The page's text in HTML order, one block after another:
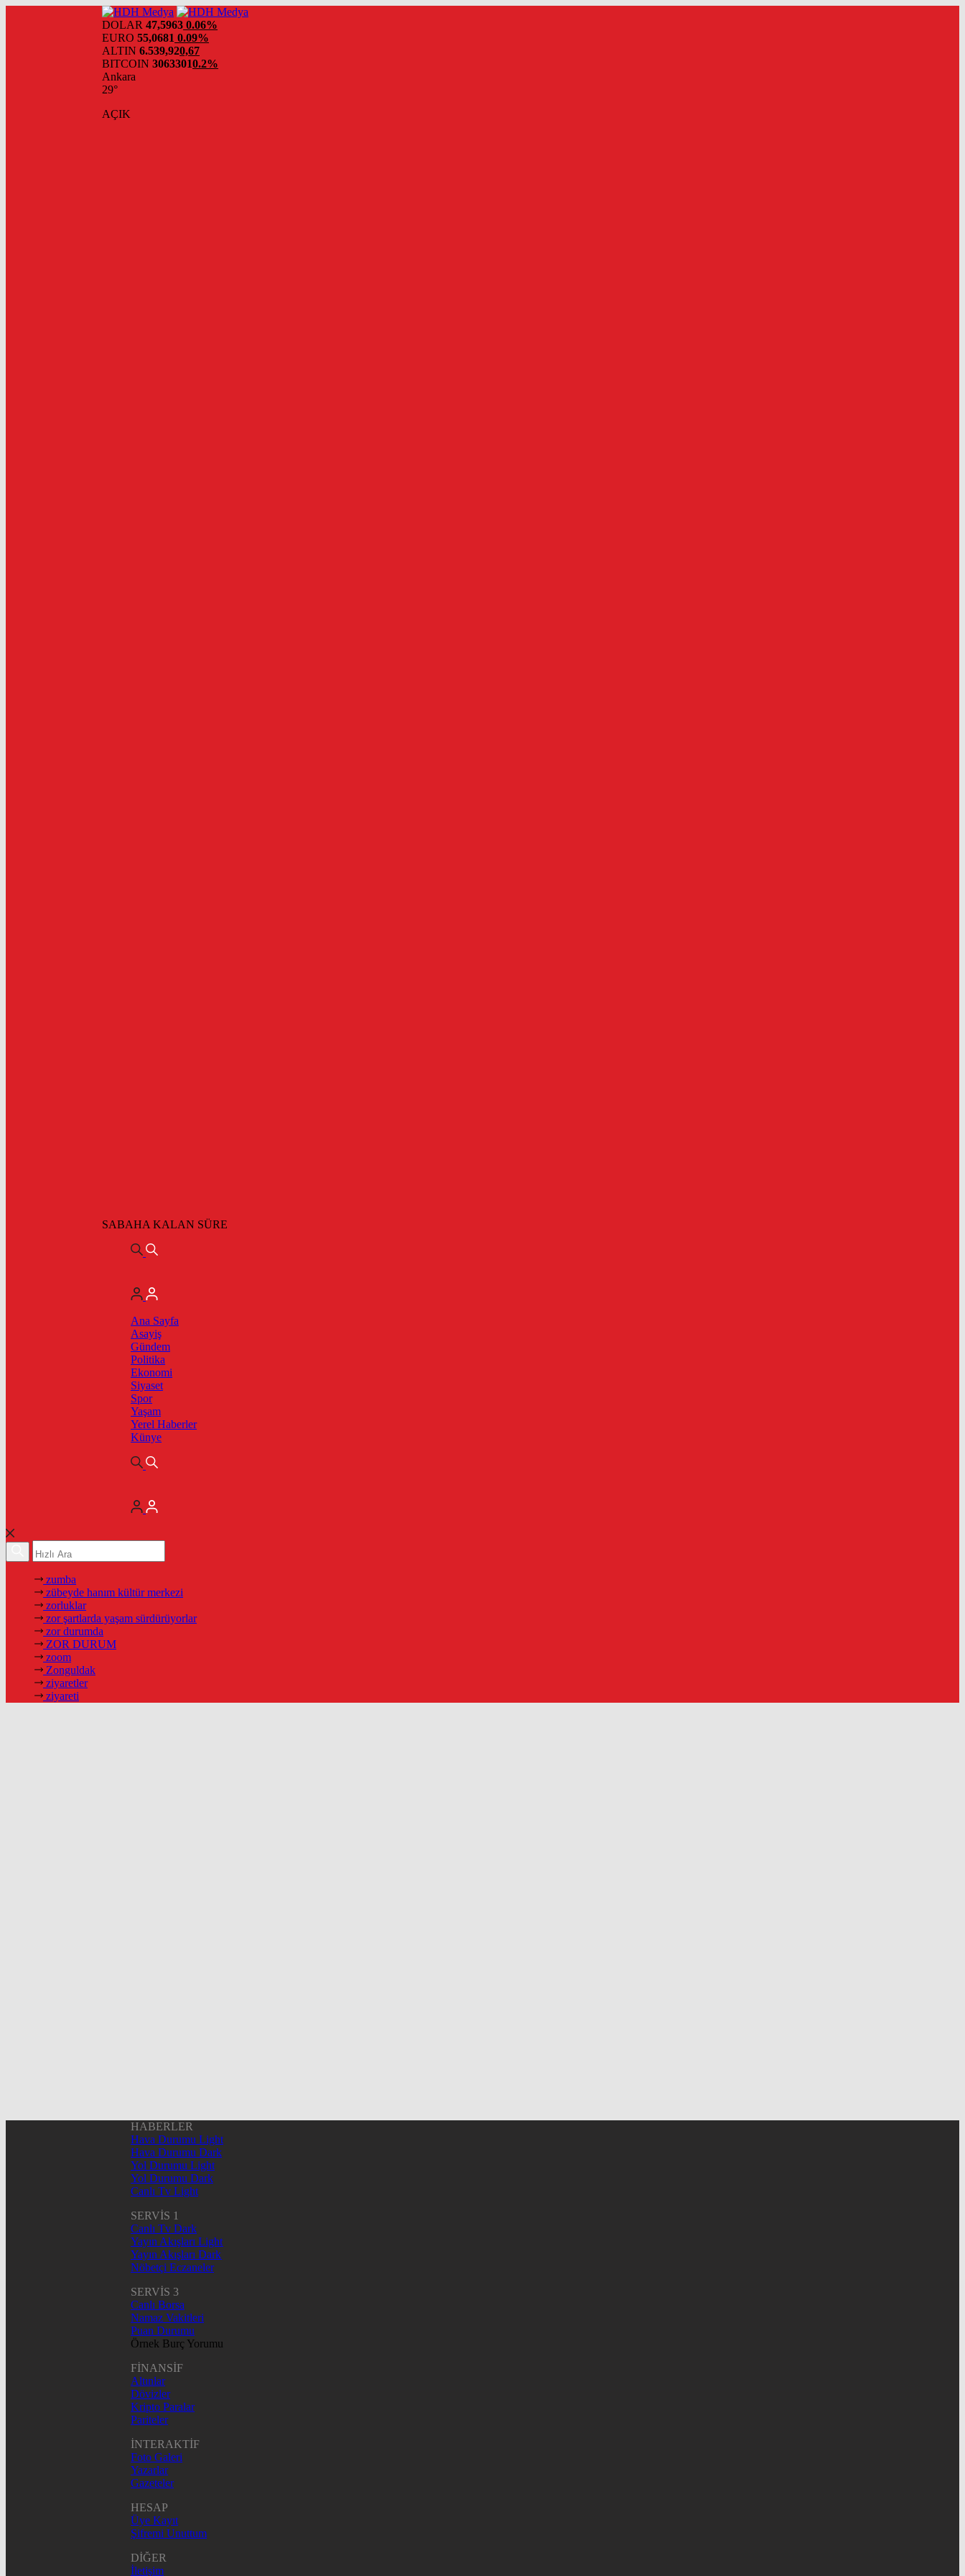
DOLAR 47,5963 0.06%
EURO 55,0681 0.09%
ALTIN 6.539,920,67
BITCOIN 30633010.2%
Ankara
29°
AÇIK
SABAHA KALAN SÜRE
Ana Sayfa
Asayiş
Gündem
Politika
Ekonomi
Siyaset
Spor
Yaşam
Yerel Haberler
Künye
zumba
zübeyde hanım kültür merkezi
zorluklar
zor şartlarda yaşam sürdürüyorlar
zor durumda
ZOR DURUM
zoom
Zonguldak
ziyaretler
ziyareti
HABERLER
Hava Durumu Light
Hava Durumu Dark
Yol Durumu Light
Yol Durumu Dark
Canlı Tv Light
SERVİS 1
Canlı Tv Dark
Yayın Akışları Light
Yayın Akışları Dark
Nöbetçi Eczaneler
SERVİS 3
Canlı Borsa
Namaz Vakitleri
Puan Durumu
Örnek Burç Yorumu
FİNANSİF
Altınlar
Dövizler
Kripto Paralar
Pariteler
İNTERAKTİF
Foto Galeri
Yazarlar
Gazeteler
HESAP
Üye Kayıt
Şifremi Unuttum
DİĞER
İletişim